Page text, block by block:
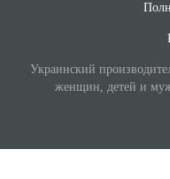
Украинский
женщин, детей и